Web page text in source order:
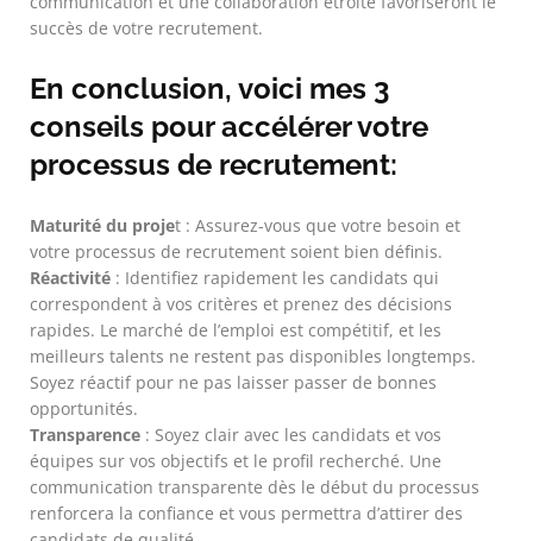
succès de votre recrutement.
En conclusion, voici mes 3
conseils pour accélérer votre
processus de recrutement:
Maturité du projet : Assurez-vous que votre besoin et
votre processus de recrutement soient bien définis.
Réactivité : Identifiez rapidement les candidats qui
correspondent à vos critères et prenez des décisions
rapides. Le marché de l’emploi est compétitif, et les
meilleurs talents ne restent pas disponibles longtemps.
Soyez réactif pour ne pas laisser passer de bonnes
opportunités.
Transparence : Soyez clair avec les candidats et vos
équipes sur vos objectifs et le profil recherché. Une
communication transparente dès le début du processus
renforcera la confiance et vous permettra d’attirer des